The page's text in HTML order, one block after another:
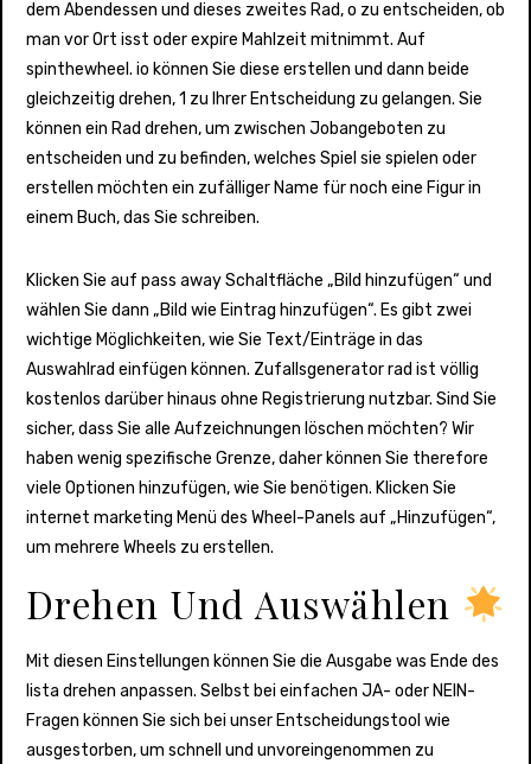
dem Abendessen und dieses zweites Rad, o zu entscheiden, ob
man vor Ort isst oder expire Mahlzeit mitnimmt. Auf
spinthewheel. io können Sie diese erstellen und dann beide
gleichzeitig drehen, 1 zu Ihrer Entscheidung zu gelangen. Sie
können ein Rad drehen, um zwischen Jobangeboten zu
entscheiden und zu befinden, welches Spiel sie spielen oder
erstellen möchten ein zufälliger Name für noch eine Figur in
einem Buch, das Sie schreiben.
Klicken Sie auf pass away Schaltfläche „Bild hinzufügen“ und
wählen Sie dann „Bild wie Eintrag hinzufügen“. Es gibt zwei
wichtige Möglichkeiten, wie Sie Text/Einträge in das
Auswahlrad einfügen können. Zufallsgenerator rad ist völlig
kostenlos darüber hinaus ohne Registrierung nutzbar. Sind Sie
sicher, dass Sie alle Aufzeichnungen löschen möchten? Wir
haben wenig spezifische Grenze, daher können Sie therefore
viele Optionen hinzufügen, wie Sie benötigen. Klicken Sie
internet marketing Menü des Wheel-Panels auf „Hinzufügen“,
um mehrere Wheels zu erstellen.
Drehen Und Auswählen
Mit diesen Einstellungen können Sie die Ausgabe was Ende des
lista drehen anpassen. Selbst bei einfachen JA- oder NEIN-
Fragen können Sie sich bei unser Entscheidungstool wie
ausgestorben, um schnell und unvoreingenommen zu